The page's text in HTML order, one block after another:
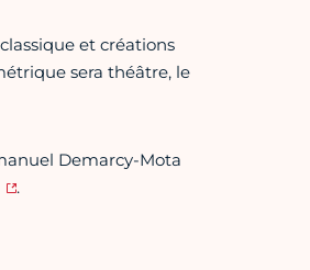
et créations
sera théâtre, le
Demarcy-Mota
.